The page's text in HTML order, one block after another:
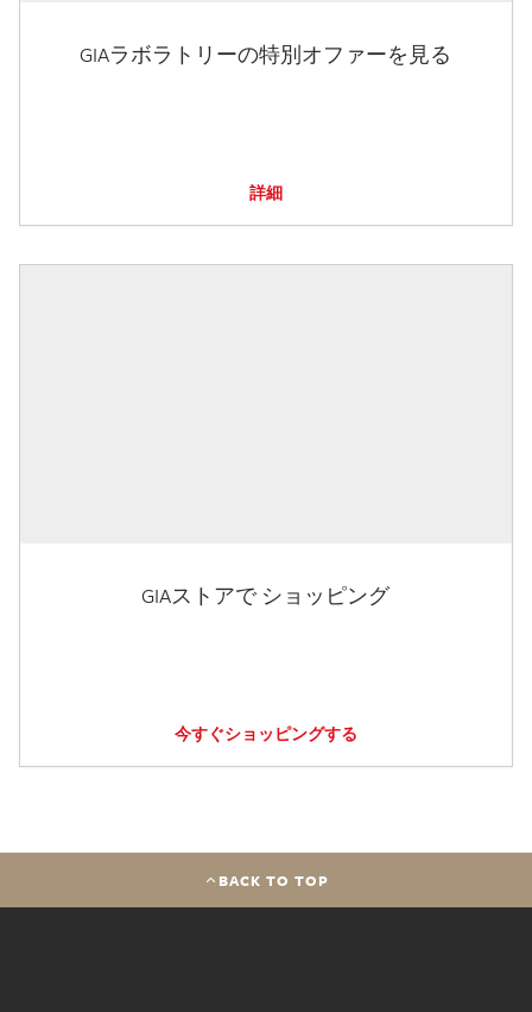
GIAラボラトリーの特別オファーを見る
詳細
GIAストアで ショッピング
今すぐショッピングする
BACK TO TOP